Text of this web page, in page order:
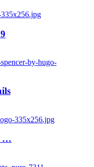
by-hugo-
335x256.jpg
…